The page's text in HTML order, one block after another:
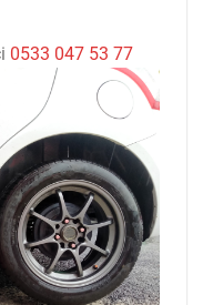
0533 047 53 77